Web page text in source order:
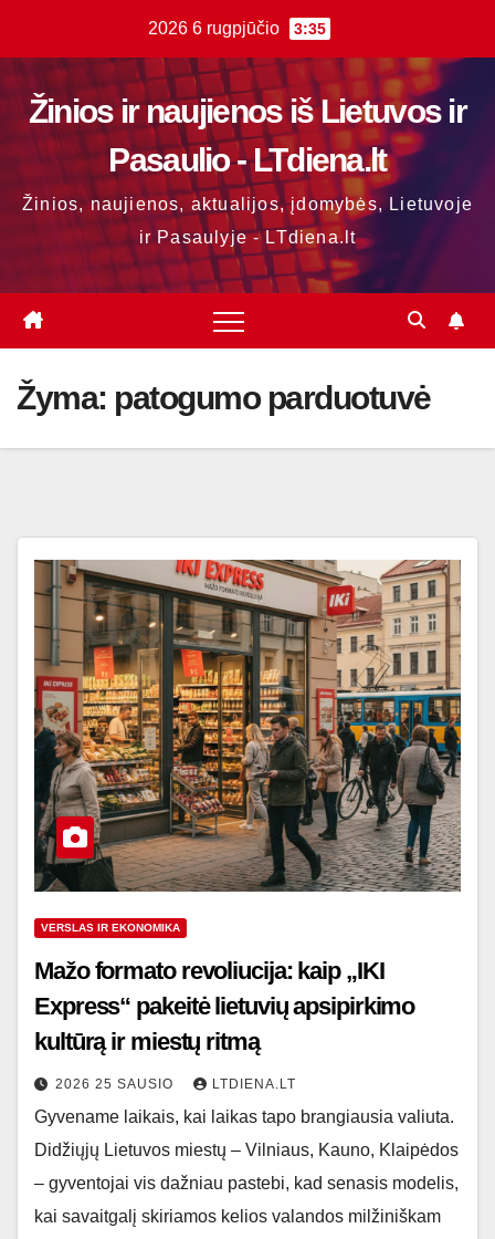
content
2026 6 rugpjūčio 3:35
Žinios ir naujienos iš Lietuvos ir
Pasaulio - LTdiena.lt
Žinios, naujienos, aktualijos, įdomybės, Lietuvoje
ir Pasaulyje - LTdiena.lt
Žyma: patogumo parduotuvė
VERSLAS IR EKONOMIKA
Mažo formato revoliucija: kaip „IKI
Express“ pakeitė lietuvių apsipirkimo
kultūrą ir miestų ritmą
2026 25 SAUSIO LTDIENA.LT
Gyvename laikais, kai laikas tapo brangiausia valiuta.
Didžiųjų Lietuvos miestų – Vilniaus, Kauno, Klaipėdos
– gyventojai vis dažniau pastebi, kad senasis modelis,
kai savaitgalį skiriamos kelios valandos milžiniškam